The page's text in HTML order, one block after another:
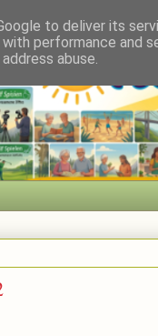
to deliver its
with performance and
abuse.